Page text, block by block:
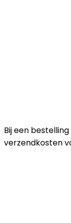
Bij een
verzendkosten